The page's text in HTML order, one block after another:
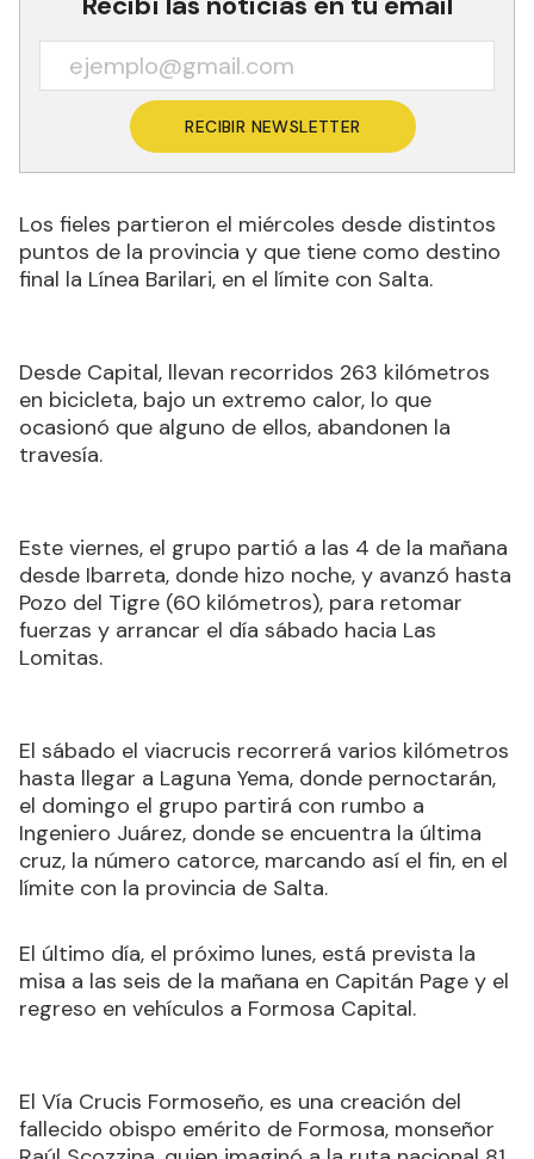
Recibí las noticias en tu email
RECIBIR NEWSLETTER
Los fieles partieron el miércoles desde distintos
puntos de la provincia y que tiene como destino
final la Línea Barilari, en el límite con Salta.
Desde Capital, llevan recorridos 263 kilómetros
en bicicleta, bajo un extremo calor, lo que
ocasionó que alguno de ellos, abandonen la
travesía.
Este viernes, el grupo partió a las 4 de la mañana
desde Ibarreta, donde hizo noche, y avanzó hasta
Pozo del Tigre (60 kilómetros), para retomar
fuerzas y arrancar el día sábado hacia Las
Lomitas.
El sábado el viacrucis recorrerá varios kilómetros
hasta llegar a Laguna Yema, donde pernoctarán,
el domingo el grupo partirá con rumbo a
Ingeniero Juárez, donde se encuentra la última
cruz, la número catorce, marcando así el fin, en el
límite con la provincia de Salta.
El último día, el próximo lunes, está prevista la
misa a las seis de la mañana en Capitán Page y el
regreso en vehículos a Formosa Capital.
El Vía Crucis Formoseño, es una creación del
fallecido obispo emérito de Formosa, monseñor